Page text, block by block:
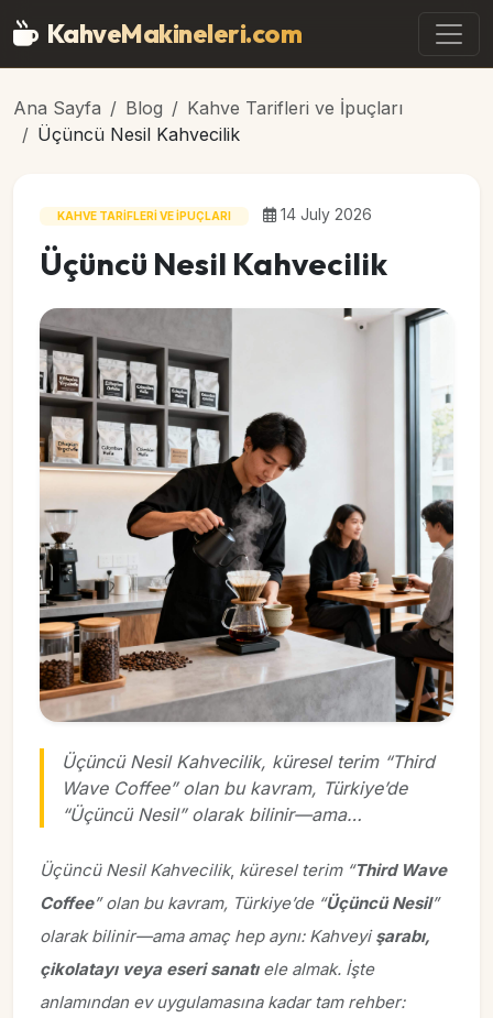
KahveMakineleri.com
Ana Sayfa Blog
Kahve Tarifleri ve İpuçları
Üçüncü Nesil Kahvecilik
KAHVE TARIFLERI VE İPUÇLARI 14 July 2026
Üçüncü Nesil Kahvecilik
Üçüncü Nesil Kahvecilik, küresel terim “Third
Wave Coffee” olan bu kavram, Türkiye’de
“Üçüncü Nesil” olarak bilinir—ama…
Üçüncü Nesil Kahvecilik, küresel terim “Third Wave
Coffee” olan bu kavram, Türkiye’de “Üçüncü Nesil”
olarak bilinir—ama amaç hep aynı: Kahveyişarabı,
çikolatayı veya eseri sanatıele almak. İşte
anlamından ev uygulamasına kadar tam rehber: